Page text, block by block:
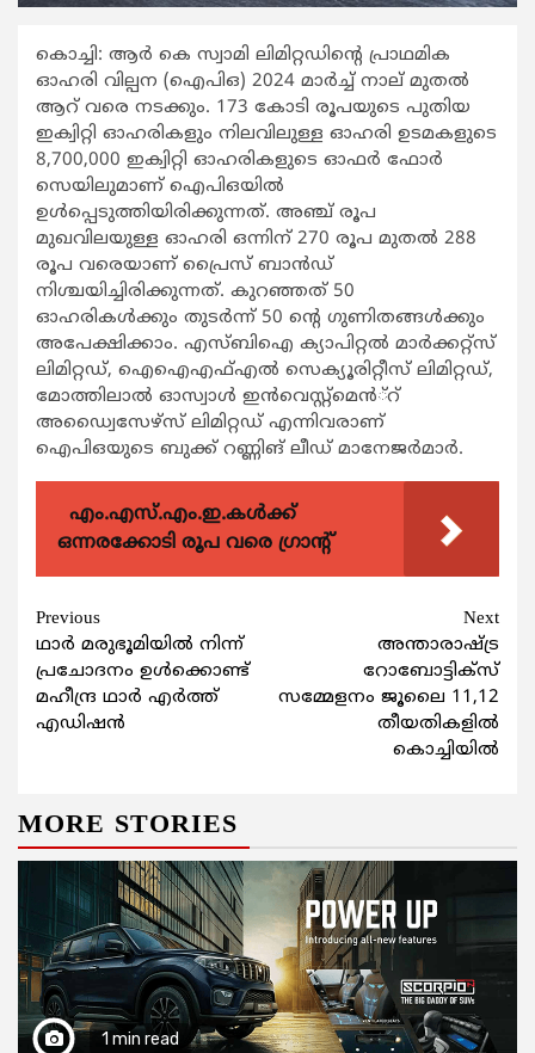
കൊച്ചി: ആര്‍ കെ സ്വാമി ലിമിറ്റഡിന്‍റെ പ്രാഥമിക
ഓഹരി വില്പന (ഐപിഒ) 2024 മാര്‍ച്ച് നാല് മുതല്‍
ആറ് വരെ നടക്കും. 173 കോടി രൂപയുടെ പുതിയ
ഇക്വിറ്റി ഓഹരികളും നിലവിലുള്ള ഓഹരി ഉടമകളുടെ
8,700,000 ഇക്വിറ്റി ഓഹരികളുടെ ഓഫര്‍ ഫോര്‍
സെയിലുമാണ് ഐപിഒയില്‍
ഉള്‍പ്പെടുത്തിയിരിക്കുന്നത്. അഞ്ച് രൂപ
മുഖവിലയുള്ള ഓഹരി ഒന്നിന് 270 രൂപ മുതല്‍ 288
രൂപ വരെയാണ് പ്രൈസ് ബാന്‍ഡ്
നിശ്ചയിച്ചിരിക്കുന്നത്. കുറഞ്ഞത് 50
ഓഹരികള്‍ക്കും തുടര്‍ന്ന് 50 ന്‍റെ ഗുണിതങ്ങള്‍ക്കും
അപേക്ഷിക്കാം. എസ്ബിഐ ക്യാപിറ്റല്‍ മാര്‍ക്കറ്റ്സ്
ലിമിറ്റഡ്, ഐഐഎഫ്എല്‍ സെക്യൂരിറ്റീസ് ലിമിറ്റഡ്,
മോത്തിലാല്‍ ഓസ്വാള്‍ ഇന്‍വെസ്റ്റ്മെന്‍്റ്
അഡ്വൈസേഴ്സ് ലിമിറ്റഡ് എന്നിവരാണ്
ഐപിഒയുടെ ബുക്ക് റണ്ണിങ് ലീഡ് മാനേജര്‍മാര്‍.
എം.എസ്.എം.ഇ.കൾക്ക്
ഒന്നരക്കോടി രൂപ വരെ ഗ്രാന്റ്
Continue
Reading
Previous
ഥാര്‍ മരുഭൂമിയിൽ നിന്ന്
പ്രചോദനം ഉള്‍ക്കൊണ്ട്
മഹീന്ദ്ര ഥാര്‍ എര്‍ത്ത്
എഡിഷന്‍
Next
അന്താരാഷ്ട്ര
റോബോട്ടിക്സ്
സമ്മേളനം ജൂലൈ 11,12
തീയതികളില്‍
കൊച്ചിയില്‍
MORE STORIES
1 min read